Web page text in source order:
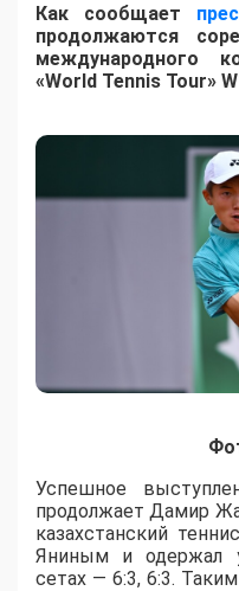
Как сообщает
продолжаются
международного
«World Tennis Tour»
Успешное
продолжает Дамир
казахстанский
Яниным и одержал
сетах — 6:3, 6:3.